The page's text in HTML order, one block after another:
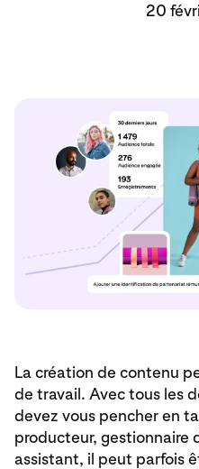
20
La création de contenu
de travail. Avec tous les
devez vous pencher en
producteur, gestionnaire
assistant, il peut parfois